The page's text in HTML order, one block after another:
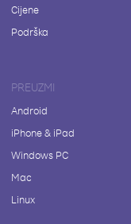
Cijene
Podrška
PREUZMI
Android
iPhone & iPad
Windows PC
Mac
Linux